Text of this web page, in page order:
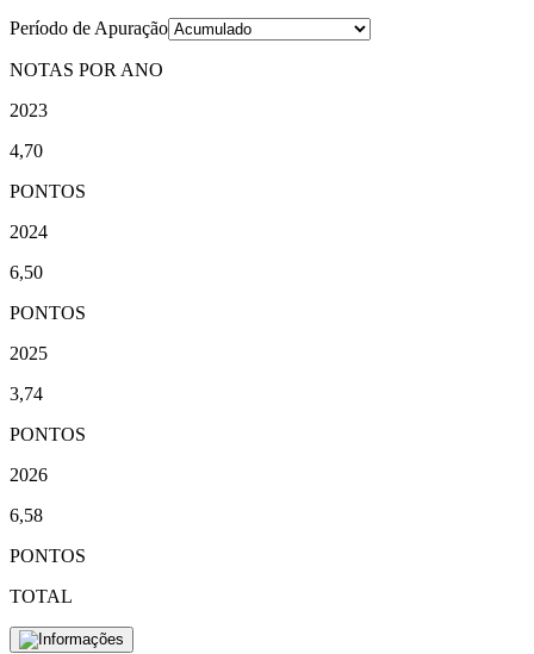
Período de Apuração
NOTAS POR ANO
2023
4,70
PONTOS
2024
6,50
PONTOS
2025
3,74
PONTOS
2026
6,58
PONTOS
TOTAL